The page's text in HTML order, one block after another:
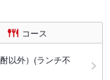
コース
以外）(ランチ不